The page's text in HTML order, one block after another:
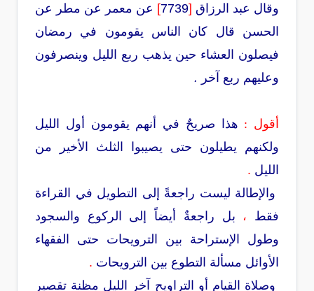
وقال عبد الرزاق [
7739
] عن معمر عن مطر عن
الحسن قال كان الناس يقومون في رمضان
فيصلون العشاء حين يذهب ربع الليل وينصرفون
وعليهم ربع آخر .
أقول : هذا صريحٌ في أنهم يقومون أول الليل
ولكنهم يطيلون حتى يصيبوا الثلث الأخير من
الليل .
والإطالة ليست راجعةً إلى التطويل في القراءة
فقط ، بل راجعةٌ أيضاً إلى الركوع والسجود
وطول الإستراحة بين الترويحات حتى الفقهاء
الأوائل مسألة التطوع بين الترويحات .
وصلاة القيام أو التراويح آخر الليل مظنة تقصير